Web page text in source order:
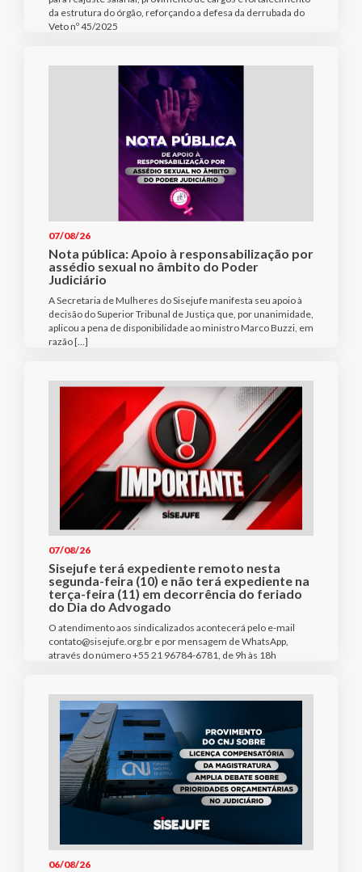
da estrutura do órgão, reforçando a defesa da derrubada do
Veto nº 45/2025
07/08/26
Nota pública: Apoio à responsabilização por
assédio sexual no âmbito do Poder
Judiciário
A Secretaria de Mulheres do Sisejufe manifesta seu apoio à
decisão do Superior Tribunal de Justiça que, por unanimidade,
aplicou a pena de disponibilidade ao ministro Marco Buzzi, em
razão […]
07/08/26
Sisejufe terá expediente remoto nesta
segunda-feira (10) e não terá expediente na
terça-feira (11) em decorrência do feriado
do Dia do Advogado
O atendimento aos sindicalizados acontecerá pelo e-mail
contato@sisejufe.org.br e por mensagem de WhatsApp,
através do número +55 21 96784-6781, de 9h às 18h
06/08/26